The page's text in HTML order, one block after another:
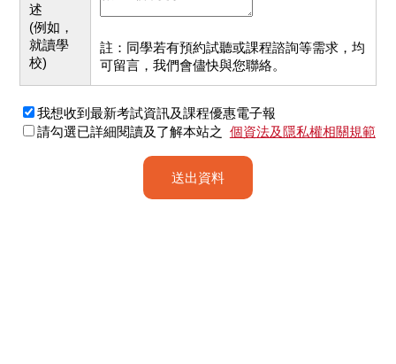
述
(例如，
就讀學
校)
註：同學若有預約試聽或課程諮詢等需求，均
可留言，我們會儘快與您聯絡。
我想收到最新考試資訊及課程優惠電子報
請勾選已詳細閱讀及了解本站之 個資法及隱私權相關規範
送出資料